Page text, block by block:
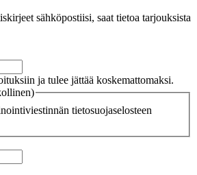
sähköpostiisi, saat tietoa tarjouksista
ja tulee jättää koskemattomaksi.
tietosuojaselosteen